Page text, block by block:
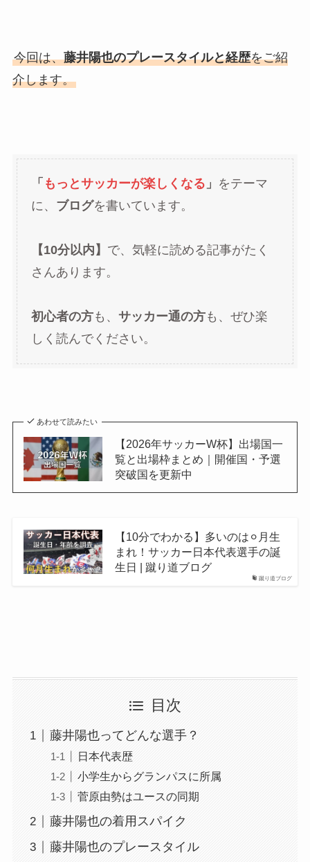
今回は、藤井陽也のプレースタイルと経歴をご紹
介します。
「 もっとサッカーが楽しくなる 」 をテーマ
に、 ブログを書いています。
【10分以内】 で、気軽に読める記事がたく
さんあります。
初心者の方も、 サッカー通の方も、ぜひ楽
しく読んでください。
あわせて読みたい
【2026年サッカーW杯】出場国一
覧と出場枠まとめ｜開催国・予選
突破国を更新中
蹴り道ブログ
【10分でわかる】多いのは⚪︎月生
まれ！サッカー日本代表選手の誕
生日 | 蹴り道ブログ
目次
藤井陽也ってどんな選手？
日本代表歴
小学生からグランパスに所属
菅原由勢はユースの同期
藤井陽也の着用スパイク
藤井陽也のプレースタイル